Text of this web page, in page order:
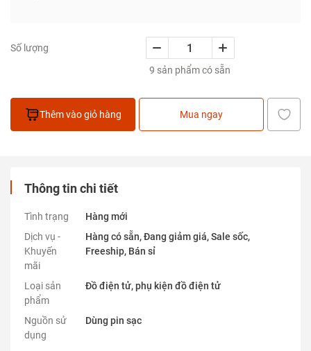
Số lượng
9 sản phẩm có sẵn
Thêm vào giỏ hàng Mua ngay
Thông tin chi tiết
Tình trạng
Hàng mới
Dịch vụ -
Khuyến
mãi
Hàng có sẵn, Đang giảm giá, Sale sốc,
Freeship, Bán sỉ
Loại sản
phẩm
Đồ điện tử, phụ kiện đồ điện tử
Nguồn sử
dụng
Dùng pin sạc